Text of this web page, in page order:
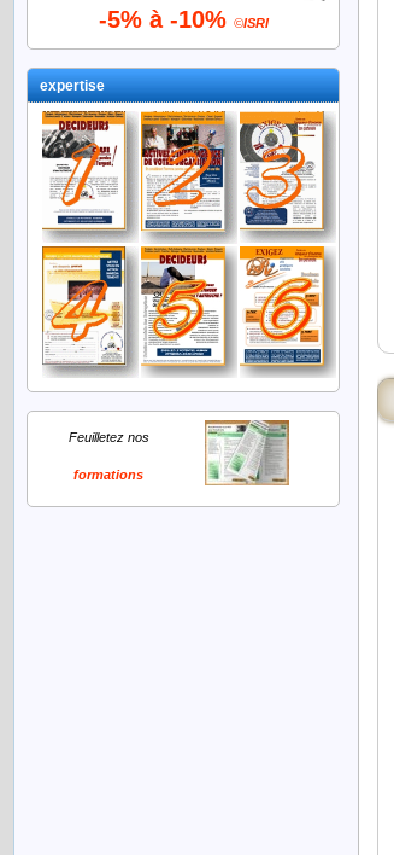
-5% à -10% ©ISRI
expertise
Feuilletez nos
formations